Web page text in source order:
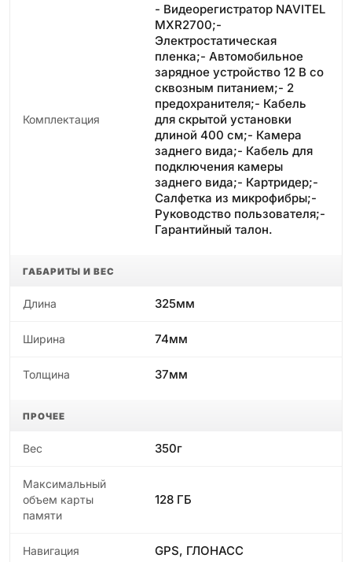
Комплектация
- Видеорегистратор NAVITEL
MXR2700;-
Электростатическая
пленка;- Автомобильное
зарядное устройство 12 В со
сквозным питанием;- 2
предохранителя;- Кабель
для скрытой установки
длиной 400 см;- Камера
заднего вида;- Кабель для
подключения камеры
заднего вида;- Картридер;-
Салфетка из микрофибры;-
Руководство пользователя;-
Гарантийный талон.
ГАБАРИТЫ И ВЕС
Длина 325мм
Ширина 74мм
Толщина 37мм
ПРОЧЕЕ
Вес 350г
Максимальный
объем карты
памяти
128 ГБ
Навигация GPS, ГЛОНАСС